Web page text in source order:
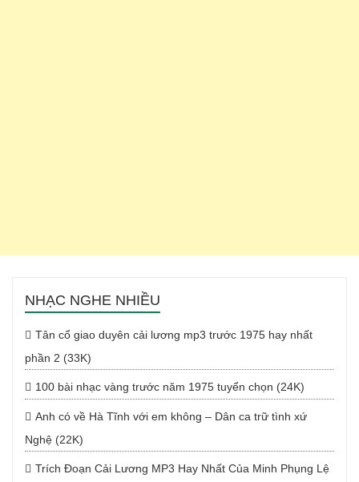
NHẠC NGHE NHIỀU
Tân cổ giao duyên cải lương mp3 trước 1975 hay nhất
phần 2 (33K)
100 bài nhạc vàng trước năm 1975 tuyển chọn (24K)
Anh có về Hà Tĩnh với em không – Dân ca trữ tình xứ
Nghệ (22K)
Trích Đoạn Cải Lương MP3 Hay Nhất Của Minh Phụng Lệ